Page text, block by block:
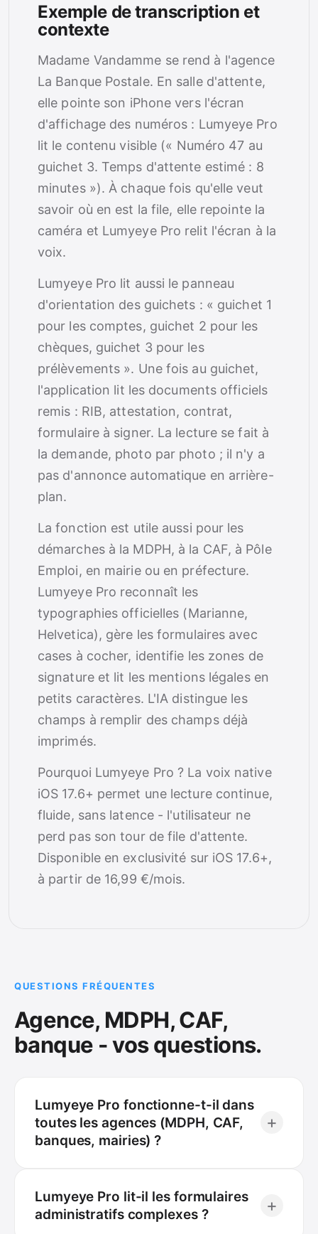
Exemple de transcription et
contexte
Madame Vandamme se rend à l'agence
La Banque Postale. En salle d'attente,
elle pointe son iPhone vers l'écran
d'affichage des numéros : Lumyeye Pro
lit le contenu visible (« Numéro 47 au
guichet 3. Temps d'attente estimé : 8
minutes »). À chaque fois qu'elle veut
savoir où en est la file, elle repointe la
caméra et Lumyeye Pro relit l'écran à la
voix.
Lumyeye Pro lit aussi le panneau
d'orientation des guichets : « guichet 1
pour les comptes, guichet 2 pour les
chèques, guichet 3 pour les
prélèvements ». Une fois au guichet,
l'application lit les documents officiels
remis : RIB, attestation, contrat,
formulaire à signer. La lecture se fait à
la demande, photo par photo ; il n'y a
pas d'annonce automatique en arrière-
plan.
La fonction est utile aussi pour les
démarches à la MDPH, à la CAF, à Pôle
Emploi, en mairie ou en préfecture.
Lumyeye Pro reconnaît les
typographies officielles (Marianne,
Helvetica), gère les formulaires avec
cases à cocher, identifie les zones de
signature et lit les mentions légales en
petits caractères. L'IA distingue les
champs à remplir des champs déjà
imprimés.
Pourquoi Lumyeye Pro ? La voix native
iOS 17.6+ permet une lecture continue,
fluide, sans latence - l'utilisateur ne
perd pas son tour de file d'attente.
Disponible en exclusivité sur iOS 17.6+,
à partir de 16,99 €/mois.
QUESTIONS FRÉQUENTES
Agence, MDPH, CAF,
banque - vos questions.
Lumyeye Pro fonctionne-t-il dans
toutes les agences (MDPH, CAF,
banques, mairies) ?
+
Lumyeye Pro lit-il les formulaires
administratifs complexes ?
+